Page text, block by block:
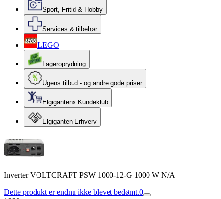
Sport, Fritid & Hobby
Services & tilbehør
LEGO
Lageroprydning
Ugens tilbud - og andre gode priser
Elgigantens Kundeklub
Elgiganten Erhverv
Inverter VOLTCRAFT PSW 1000-12-G 1000 W N/A
Dette produkt er endnu ikke blevet bedømt.0